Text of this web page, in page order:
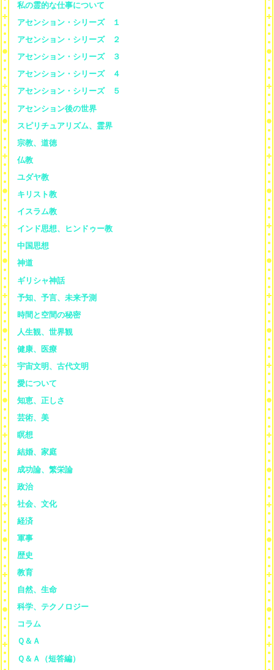
私の霊的な仕事について
アセンション・シリーズ １
アセンション・シリーズ ２
アセンション・シリーズ ３
アセンション・シリーズ ４
アセンション・シリーズ ５
アセンション後の世界
スピリチュアリズム、霊界
宗教、道徳
仏教
ユダヤ教
キリスト教
イスラム教
インド思想、ヒンドゥー教
中国思想
神道
ギリシャ神話
予知、予言、未来予測
時間と空間の秘密
人生観、世界観
健康、医療
宇宙文明、古代文明
愛について
知恵、正しさ
芸術、美
瞑想
結婚、家庭
成功論、繁栄論
政治
社会、文化
経済
軍事
歴史
教育
自然、生命
科学、テクノロジー
コラム
Ｑ＆Ａ
Ｑ＆Ａ（短答編）